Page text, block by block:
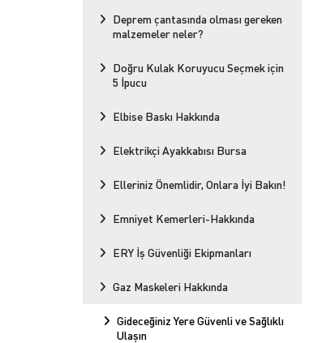
Deprem çantasında olması gereken
malzemeler neler?
Doğru Kulak Koruyucu Seçmek için
5 İpucu
Elbise Baskı Hakkında
Elektrikçi Ayakkabısı Bursa
Elleriniz Önemlidir, Onlara İyi Bakın!
Emniyet Kemerleri-Hakkında
ERY İş Güvenliği Ekipmanları
Gaz Maskeleri Hakkında
Gideceğiniz Yere Güvenli ve Sağlıklı
Ulaşın